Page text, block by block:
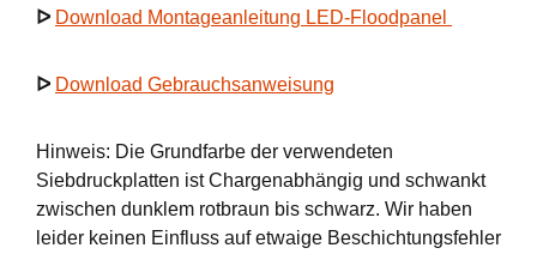
ᐅ Download Montageanleitung LED-Floodpanel
ᐅ Download Gebrauchsanweisung
Hinweis: Die Grundfarbe der verwendeten
Siebdruckplatten ist Chargenabhängig und schwankt
zwischen dunklem rotbraun bis schwarz. Wir haben
leider keinen Einfluss auf etwaige Beschichtungsfehler